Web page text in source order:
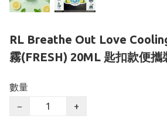
RL Breathe Out Love
霧(FRESH) 20ML 匙扣款便攜
數量
−
+